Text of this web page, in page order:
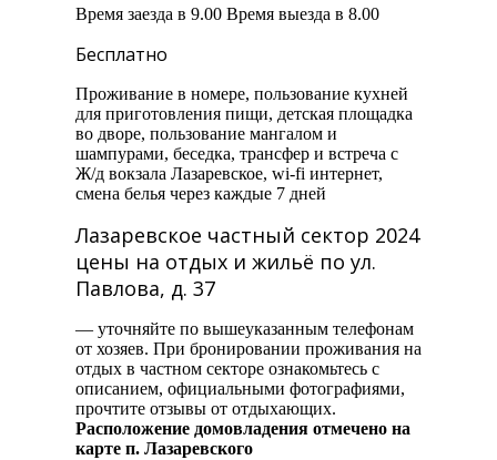
Время заезда в 9.00 Время выезда в 8.00
Бесплатно
Проживание в номере, пользование кухней
для приготовления пищи, детская площадка
во дворе, пользование мангалом и
шампурами, беседка, трансфер и встреча с
Ж/д вокзала Лазаревское, wi-fi интернет,
смена белья через каждые 7 дней
Лазаревское частный сектор 2024
цены на отдых и жильё по ул.
Павлова, д. 37
— уточняйте по вышеуказанным телефонам
от хозяев. При бронировании проживания на
отдых в частном секторе ознакомьтесь с
описанием, официальными фотографиями,
прочтите отзывы от отдыхающих.
Расположение домовладения отмечено на
карте п. Лазаревского